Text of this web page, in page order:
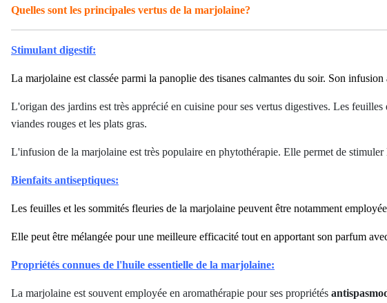
Quelles sont les principales vertus de la marjolaine?
Stimulant digestif:
La marjolaine est classée parmi la panoplie des tisanes calmantes du soir. Son infusion
L'origan des jardins est très apprécié en cuisine pour ses vertus digestives. Les
viandes rouges et les plats gras.
L'infusion de la marjolaine est très populaire en phytothérapie. Elle permet de
Bienfaits antiseptiques:
Les feuilles et les sommités fleuries de la marjolaine peuvent être notamment
Elle peut être mélangée pour une meilleure efficacité tout en apportant son parfum
Propriétés connues de l'huile essentielle de la marjolaine:
La marjolaine est souvent employée en aromathérapie pour ses propriétés